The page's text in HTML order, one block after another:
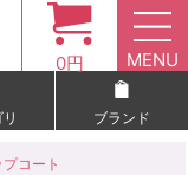
0円 MENU
ブランド
プコート